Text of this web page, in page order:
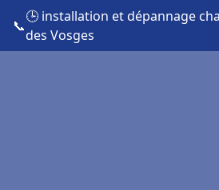
📞
🕒 installation et dépannage
des Vosges